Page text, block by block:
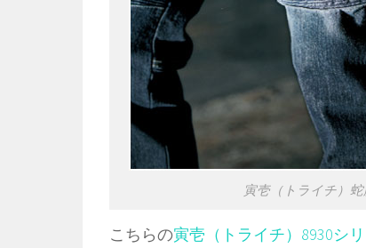
寅壱（トライチ）
こちらの寅壱（トライチ）8930シ